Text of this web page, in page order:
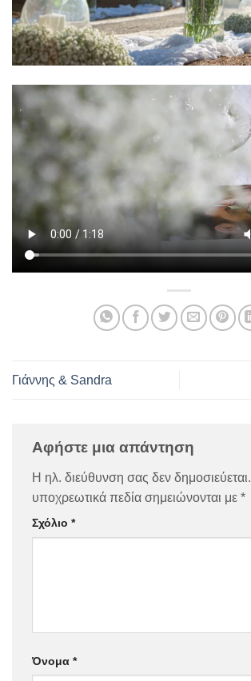
Γιάννης & Sandra
Αφήστε μια απάντηση
Η ηλ. διεύθυνση σας δεν δημοσιεύεται.
υποχρεωτικά πεδία σημειώνονται με *
Σχόλιο *
Όνομα *